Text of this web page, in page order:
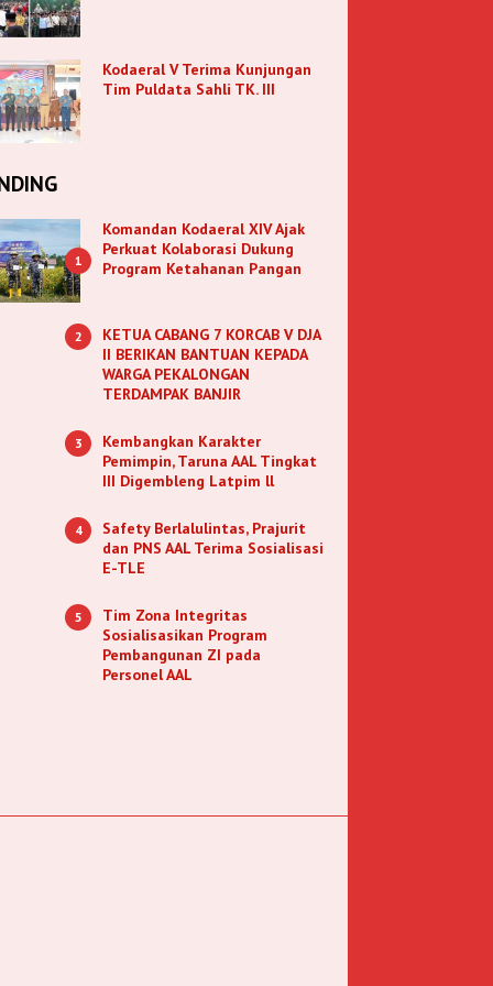
Kodaeral V Terima Kunjungan
Tim Puldata Sahli TK. III
1
Komandan Kodaeral XIV Ajak
Perkuat Kolaborasi Dukung
Program Ketahanan Pangan
2
KETUA CABANG 7 KORCAB V DJA
II BERIKAN BANTUAN KEPADA
WARGA PEKALONGAN
TERDAMPAK BANJIR
3
Kembangkan Karakter
Pemimpin, Taruna AAL Tingkat
III Digembleng Latpim ll
4
Safety Berlalulintas, Prajurit
dan PNS AAL Terima Sosialisasi
E-TLE
5
Tim Zona Integritas
Sosialisasikan Program
Pembangunan ZI pada
Personel AAL